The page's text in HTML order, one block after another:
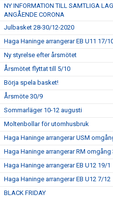
NY INFORMATION TILL SAMTLIGA
ANGÅENDE CORONA
Julbasket 28-30/12-2020
Haga Haninge arrangerar EB U11 17/
Ny styrelse efter årsmötet
Årsmötet flyttat till 5/10
Börja spela basket!
Årsmöte 30/9
Sommarläger 10-12 augusti
Moltenbollar för utomhusbruk
Haga Haninge arrangerar USM
Haga Haninge arrangerar RM omgång
Haga Haninge arrangerar EB U12 19/1
Haga Haninge arrangerar EB U12 7/12
BLACK FRIDAY